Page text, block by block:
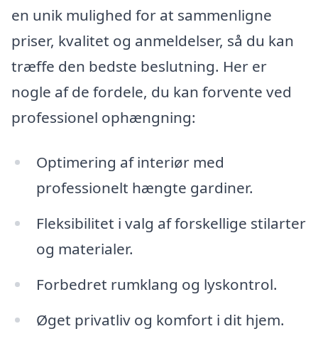
en unik mulighed for at sammenligne
priser, kvalitet og anmeldelser, så du kan
træffe den bedste beslutning. Her er
nogle af de fordele, du kan forvente ved
professionel ophængning:
Optimering af interiør med
professionelt hængte gardiner.
Fleksibilitet i valg af forskellige stilarter
og materialer.
Forbedret rumklang og lyskontrol.
Øget privatliv og komfort i dit hjem.